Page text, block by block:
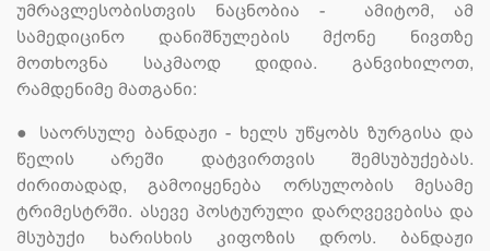
უმრავლესობისთვის ნაცნობია - ამიტომ, ამ
სამედიცინო დანიშნულების მქონე ნივთზე
მოთხოვნა საკმაოდ დიდია. განვიხილოთ,
რამდენიმე მათგანი:
●
საორსულე ბანდაჟი - ხელს უწყობს ზურგისა და
წელის არეში დატვირთვის შემსუბუქებას.
ძირითადად, გამოიყენება ორსულობის მესამე
ტრიმესტრში. ასევე პოსტურული დარღვევებისა და
მსუბუქი ხარისხის კიფოზის დროს. ბანდაჟი